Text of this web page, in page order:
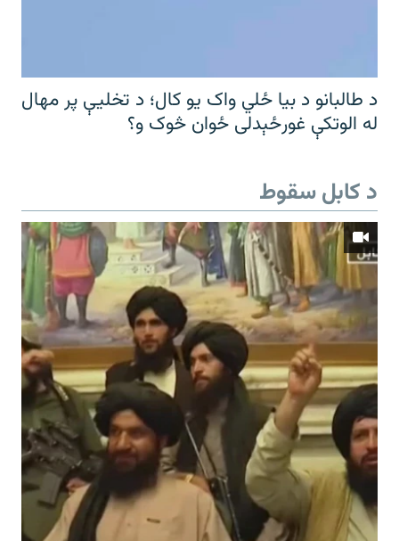
د طالبانو د بیا ځلي واک یو کال؛ د تخلیې پر مهال
له الوتکې غورځېدلی ځوان څوک و؟
د کابل سقوط